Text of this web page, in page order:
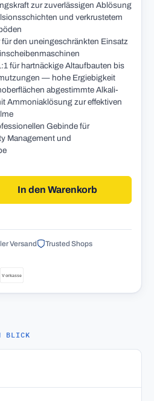
zur zuverlässigen Ablösung
und verkrustetem
den uneingeschränkten Einsatz
für hartnäckige Altaufbauten bis
— hohe Ergiebigkeit
abgestimmte Alkali-
Ammoniaklösung zur effektiven
Gebinde für
Management und
Gib den gewünschten
In den Warenkorb
Versand
Trusted Shops
BLICK